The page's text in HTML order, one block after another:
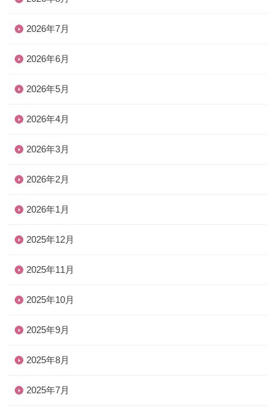
2026年7月
2026年6月
2026年5月
2026年4月
2026年3月
2026年2月
2026年1月
2025年12月
2025年11月
2025年10月
2025年9月
2025年8月
2025年7月